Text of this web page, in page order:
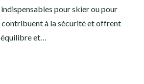
pour skier ou pour
contribuent à la sécurité et offrent
équilibre et…